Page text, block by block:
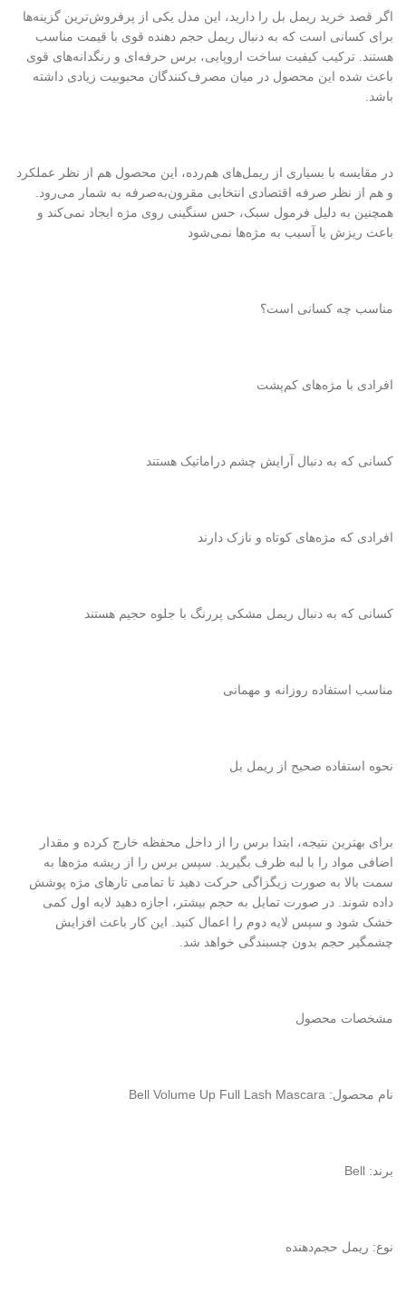
اگر قصد خرید ریمل بل را دارید، این مدل یکی از پرفروش‌ترین گزینه‌ها
برای کسانی است که به دنبال ریمل حجم دهنده قوی با قیمت مناسب
هستند. ترکیب کیفیت ساخت اروپایی، برس حرفه‌ای و رنگدانه‌های قوی
باعث شده این محصول در میان مصرف‌کنندگان محبوبیت زیادی داشته
باشد.
در مقایسه با بسیاری از ریمل‌های هم‌رده، این محصول هم از نظر عملکرد
و هم از نظر صرفه اقتصادی انتخابی مقرون‌به‌صرفه به شمار می‌رود.
همچنین به دلیل فرمول سبک، حس سنگینی روی مژه ایجاد نمی‌کند و
باعث ریزش یا آسیب به مژه‌ها نمی‌شود
مناسب چه کسانی است؟
افرادی با مژه‌های کم‌پشت
کسانی که به دنبال آرایش چشم دراماتیک هستند
افرادی که مژه‌های کوتاه و نازک دارند
کسانی که به دنبال ریمل مشکی پررنگ با جلوه حجیم هستند
مناسب استفاده روزانه و مهمانی
نحوه استفاده صحیح از ریمل بل
برای بهترین نتیجه، ابتدا برس را از داخل محفظه خارج کرده و مقدار
اضافی مواد را با لبه ظرف بگیرید. سپس برس را از ریشه مژه‌ها به
سمت بالا به صورت زیگزاگی حرکت دهید تا تمامی تارهای مژه پوشش
داده شوند. در صورت تمایل به حجم بیشتر، اجازه دهید لایه اول کمی
خشک شود و سپس لایه دوم را اعمال کنید. این کار باعث افزایش
چشمگیر حجم بدون چسبندگی خواهد شد.
مشخصات محصول
نام محصول: Bell Volume Up Full Lash Mascara
برند: Bell
نوع: ریمل حجم‌دهنده